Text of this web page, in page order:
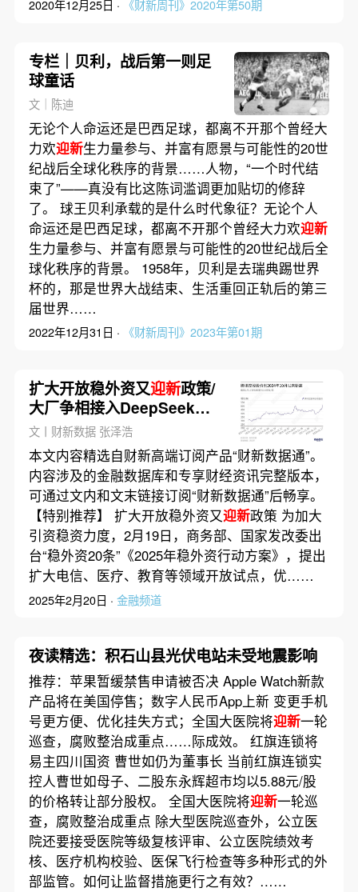
2020年12月25日 · 《财新周刊》2020年第50期
专栏｜贝利，战后第一则足
球童话
文｜陈迪
无论个人命运还是巴西足球，都离不开那个曾经大
力欢迎新生力量参与、并富有愿景与可能性的20世
纪战后全球化秩序的背景……人物，“一个时代结
束了”——真没有比这陈词滥调更加贴切的修辞
了。 球王贝利承载的是什么时代象征？无论个人
命运还是巴西足球，都离不开那个曾经大力欢迎新
生力量参与、并富有愿景与可能性的20世纪战后全
球化秩序的背景。 1958年，贝利是去瑞典踢世界
杯的，那是世界大战结束、生活重回正轨后的第三
届世界……
2022年12月31日 · 《财新周刊》2023年第01期
扩大开放稳外资又迎新政策/
大厂争相接入DeepSeek如
何重塑AI搜索丨数据精华
文丨财新数据 张泽浩
本文内容精选自财新高端订阅产品“财新数据通”。
内容涉及的金融数据库和专享财经资讯完整版本，
可通过文内和文末链接订阅“财新数据通”后畅享。
【特别推荐】 扩大开放稳外资又迎新政策 为加大
引资稳资力度，2月19日，商务部、国家发改委出
台“稳外资20条”《2025年稳外资行动方案》，提出
扩大电信、医疗、教育等领域开放试点，优……
2025年2月20日 · 金融频道
夜读精选：积石山县光伏电站未受地震影响
推荐：苹果暂缓禁售申请被否决 Apple Watch新款
产品将在美国停售；数字人民币App上新 变更手机
号更方便、优化挂失方式；全国大医院将迎新一轮
巡查，腐败整治成重点……际成效。 红旗连锁将
易主四川国资 曹世如仍为董事长 当前红旗连锁实
控人曹世如母子、二股东永辉超市均以5.88元/股
的价格转让部分股权。 全国大医院将迎新一轮巡
查，腐败整治成重点 除大型医院巡查外，公立医
院还要接受医院等级复核评审、公立医院绩效考
核、医疗机构校验、医保飞行检查等多种形式的外
部监管。如何让监督措施更行之有效？……